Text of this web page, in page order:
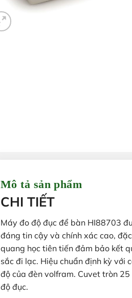
Mô tả sản phẩm
CHI TIẾT
Máy đo độ đục để bàn HI88703
đáng tin cậy và chính xác cao,
quang học tiên tiến đảm bảo kết
sắc đi lạc. Hiệu chuẩn định kỳ với
độ của đèn volfram. Cuvet tròn
độ đục.